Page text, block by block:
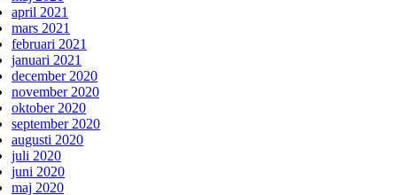
april 2021
mars 2021
februari 2021
januari 2021
december 2020
november 2020
oktober 2020
september 2020
augusti 2020
juli 2020
juni 2020
maj 2020